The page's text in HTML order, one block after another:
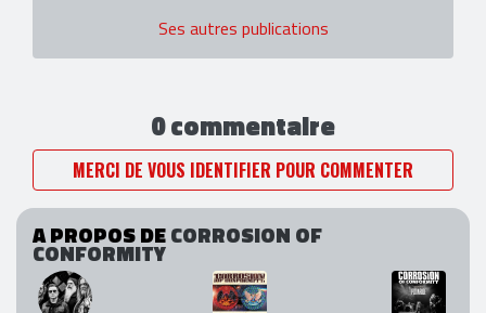
Ses autres publications
0 commentaire
MERCI DE VOUS IDENTIFIER POUR COMMENTER
A PROPOS DECORROSION OF
CONFORMITY